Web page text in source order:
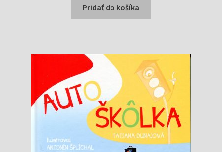
bola:
6,95 €.
je:
3,99 €.
Pridať do košíka